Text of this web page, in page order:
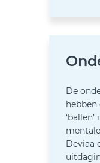
De
hebben
Deviaa